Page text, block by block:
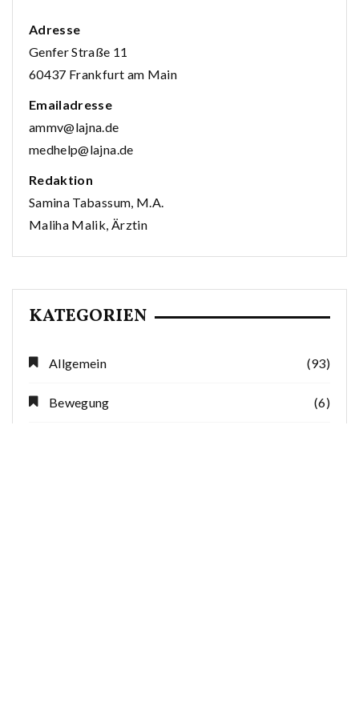
Adresse
Genfer Straße 11
60437 Frankfurt am Main
Emailadresse
ammv@lajna.de
medhelp@lajna.de
Redaktion
Samina Tabassum, M.A.
Maliha Malik, Ärztin
KATEGORIEN
Allgemein (93)
Bewegung (6)